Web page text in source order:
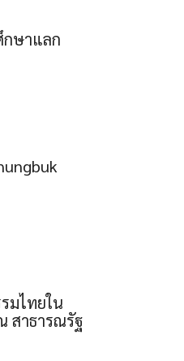
ษาแลก
มไทยใน
สาธารณรัฐ